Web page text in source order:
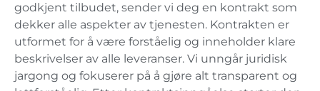
godkjent tilbudet, sender vi deg en kontrakt som
dekker alle aspekter av tjenesten. Kontrakten er
utformet for å være forståelig og inneholder klare
beskrivelser av alle leveranser. Vi unngår juridisk
jargong og fokuserer på å gjøre alt transparent og